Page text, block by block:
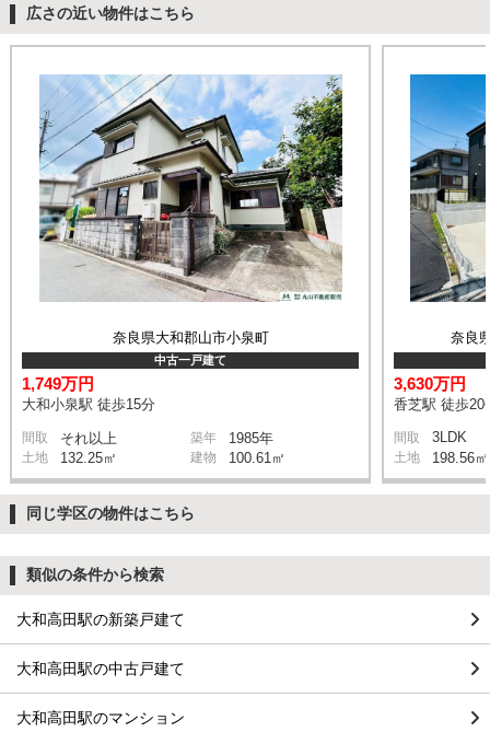
広さの近い物件はこちら
奈良県大和郡山市小泉町
中古一戸建て
1,749万円
大和小泉駅 徒歩15分
間取 それ以上 築年 1985年
土地 132.25㎡ 建物 100.61㎡
奈良
3,630万円
香芝駅 徒歩20
間取 3LDK
土地 198.56㎡
同じ学区の物件はこちら
類似の条件から検索
大和高田駅の新築戸建て
大和高田駅の中古戸建て
大和高田駅のマンション